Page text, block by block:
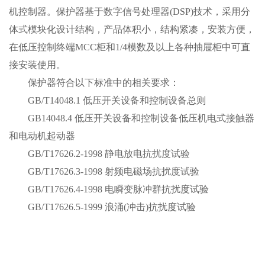
机控制器。保护器基于数字信号处理器(DSP)技术，采用分
体式模块化设计结构，产品体积小，结构紧凑，安装方便，
在低压控制终端MCC柜和1/4模数及以上各种抽屉柜中可直
接安装使用。
保护器符合以下标准中的相关要求：
GB/T14048.1 低压开关设备和控制设备总则
GB14048.4 低压开关设备和控制设备低压机电式接触器
和电动机起动器
GB/T17626.2-1998 静电放电抗扰度试验
GB/T17626.3-1998 射频电磁场抗扰度试验
GB/T17626.4-1998 电瞬变脉冲群抗扰度试验
GB/T17626.5-1999 浪涌(冲击)抗扰度试验